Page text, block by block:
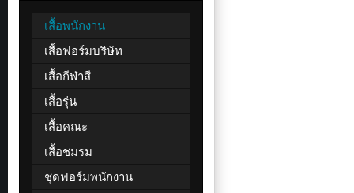
เสื้อพนักงาน
เสื้อฟอร์มบริษัท
เสื้อกีฬาสี
เสื้อรุ่น
เสื้อคณะ
เสื้อชมรม
ชุดฟอร์มพนักงาน